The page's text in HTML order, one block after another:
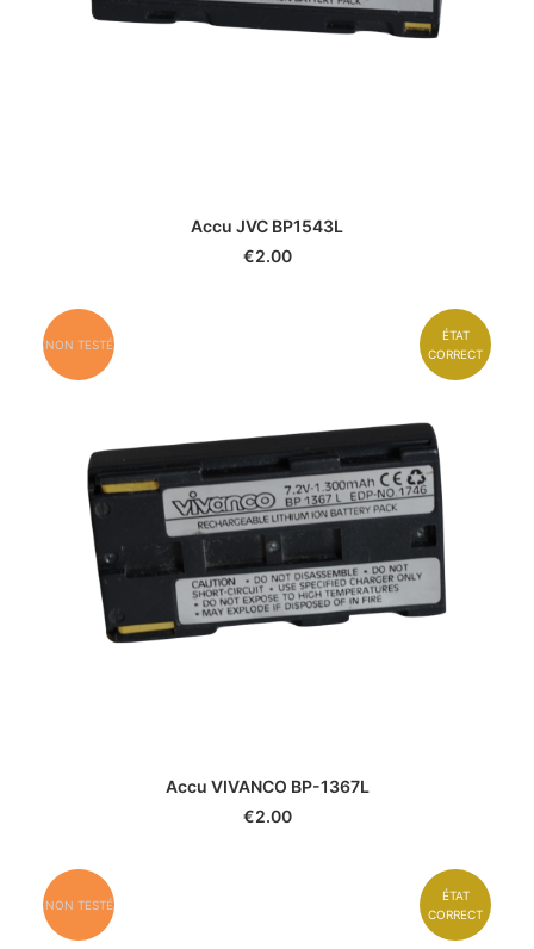
Accu JVC BP1543L
€2.00
NON TESTÉ
ÉTAT
CORRECT
Accu VIVANCO BP-1367L
€2.00
NON TESTÉ
ÉTAT
CORRECT